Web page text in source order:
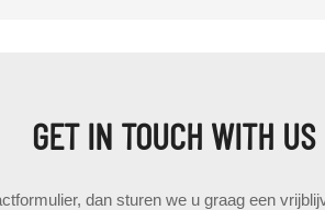
GET IN TOUCH WITH US
dan sturen we u graag een